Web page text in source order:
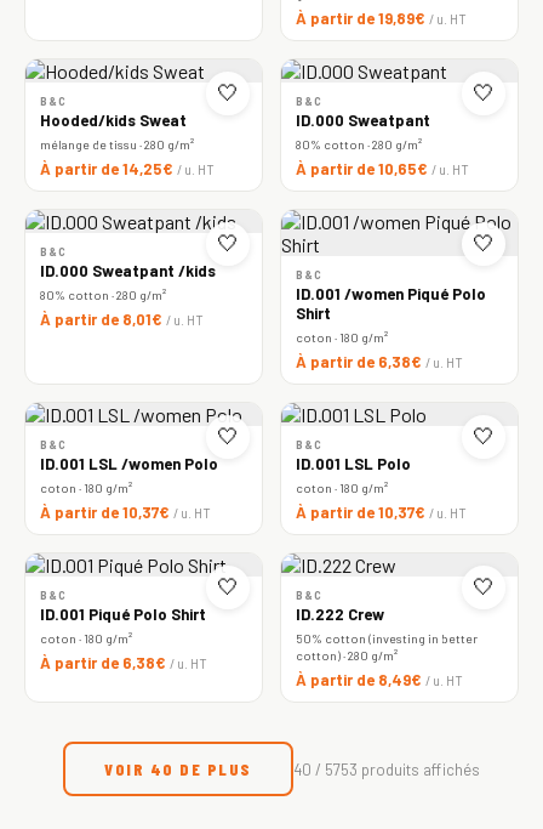
À partir de 19,89€ / u. HT
🤍
B&C
Hooded/kids Sweat
mélange de tissu · 280 g/m²
À partir de 14,25€ / u. HT
🤍
B&C
ID.000 Sweatpant
80% cotton · 280 g/m²
À partir de 10,65€ / u. HT
🤍
B&C
ID.000 Sweatpant /kids
80% cotton · 280 g/m²
À partir de 8,01€ / u. HT
🤍
B&C
ID.001 /women Piqué Polo
Shirt
coton · 180 g/m²
À partir de 6,38€ / u. HT
🤍
B&C
ID.001 LSL /women Polo
coton · 180 g/m²
À partir de 10,37€ / u. HT
🤍
B&C
ID.001 LSL Polo
coton · 180 g/m²
À partir de 10,37€ / u. HT
🤍
B&C
ID.001 Piqué Polo Shirt
coton · 180 g/m²
À partir de 6,38€ / u. HT
🤍
B&C
ID.222 Crew
50% cotton (investing in better
cotton) · 280 g/m²
À partir de 8,49€ / u. HT
VOIR 40 DE PLUS 40 / 5753 produits affichés